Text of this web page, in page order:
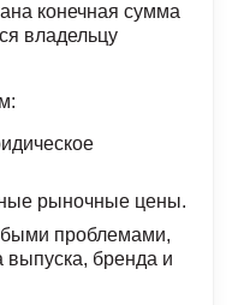
конечная сумма
владельцу
рыночные цены.
проблемами,
выпуска, бренда и